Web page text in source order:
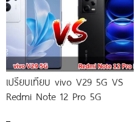
เปรียบเทียบ vivo V29 5G VS
Redmi Note 12 Pro 5G